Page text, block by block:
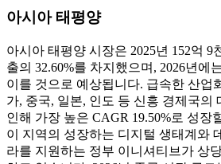
아시아 태평양
아시아 태평양 시장은 2025년 152억 9
출의 32.60%를 차지했으며, 2026년에
이를 것으로 예상됩니다. 급속한 산업
가, 중국, 일본, 인도 등 신흥 경제국의
인해 가장 높은 CAGR 19.50%로 성장
이 지역의 성장하는 디지털 생태계와
라를 지원하는 정부 이니셔티브가 상